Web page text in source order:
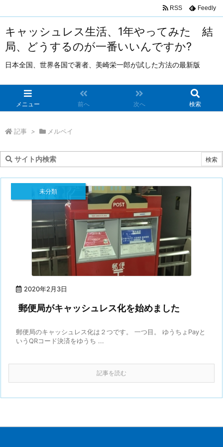
キャッシュレス生活、1年やってみた 結
局、どうするのが一番いいんですか?
日本全国、世界各国で著者、美崎栄一郎が試した方法の最新版
メニュー 前へ 次へ 検索
RSS Feedly
記事 > メルペイ
2020年2月3日
未分類
郵便局がキャッシュレス化を始めました
郵便局のキャッシュレス化は２つです。 一つ目。 ゆうちょPayと
いうQRコード決済をゆうち ...
記事を読む